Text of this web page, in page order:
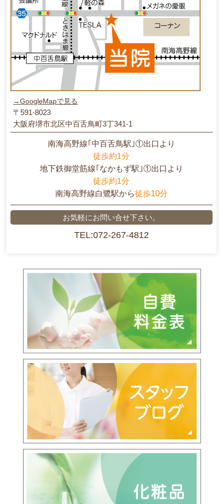
→GoogleMapで見る
〒591-8023
大阪府堺市北区中百舌鳥町3丁341-1
南海高野線｢中百舌鳥駅｣①出口より
徒歩約1分
地下鉄御堂筋線｢なかもず駅｣①出口より
徒歩約1分
南海高野線白鷺駅から徒歩10分
お気軽にお問い合せ下さい。
TEL:072-267-4812